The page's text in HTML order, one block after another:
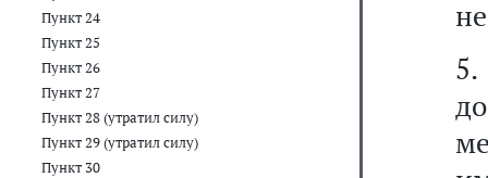
Пункт 24
Пункт 25
Пункт 26
Пункт 27
Пункт 28 (утратил силу)
Пункт 29 (утратил силу)
Пункт 30